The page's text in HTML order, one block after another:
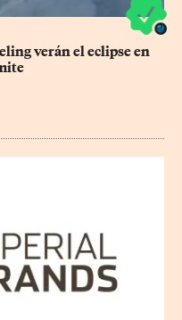
verán el eclipse en